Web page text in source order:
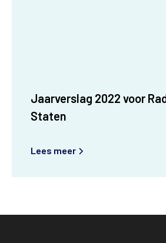
Jaarverslag 2022 voor
Staten
Lees meer